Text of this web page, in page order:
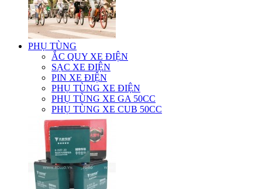
PHỤ TÙNG
ẮC QUY XE ĐIỆN
SẠC XE ĐIỆN
PIN XE ĐIỆN
PHỤ TÙNG XE ĐIỆN
PHỤ TÙNG XE GA 50CC
PHỤ TÙNG XE CUB 50CC